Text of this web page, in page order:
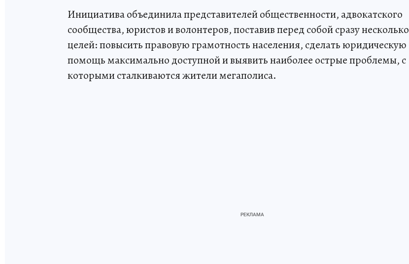
Инициатива объединила представителей общественности, адвокатского
сообщества, юристов и волонтеров, поставив перед собой сразу несколько
целей: повысить правовую грамотность населения, сделать юридическую
помощь максимально доступной и выявить наиболее острые проблемы, с
которыми сталкиваются жители мегаполиса.